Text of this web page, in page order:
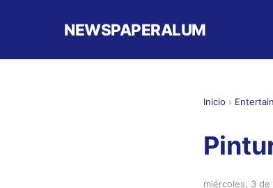
NEWSPAPERALUM
Inicio ›
miércoles, 3